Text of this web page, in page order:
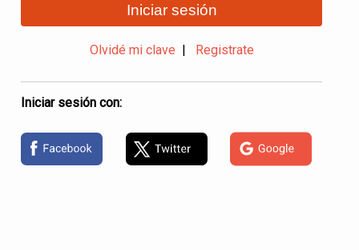
Iniciar sesión
Olvidé mi clave Registrate
Iniciar sesión con: